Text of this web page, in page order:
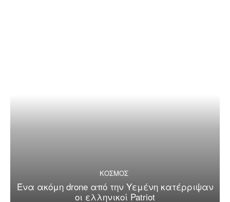
ΚΟΣΜΟΣ
Ένα ακόμη drone από την Υεμένη κατέρριψαν
οι ελληνικοί Patriot